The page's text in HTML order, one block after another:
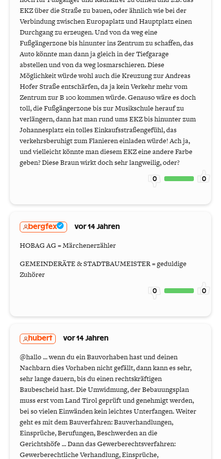
EKZ über die Straße zu bauen, oder ähnlich wie bei der
Verbindung zwischen Europaplatz und Hauptplatz einen
Durchgang zu erzeugen. Und von da weg eine
Fußgängerzone bis hinunter ins Zentrum zu schaffen, das
Auto könnte man dann ja gleich in der Tiefgarage
abstellen und von da weg losmarschieren. Diese
Möglichkeit würde wohl auch die Kreuzung zur Andreas
Hofer Straße entschärfen, da ja kein Verkehr mehr vom
Zentrum zur B 100 kommen würde. Genauso wäre es doch
toll, die Fußgängerzone bis zur Musikschule herauf zu
verlängern, dann hat man rund ums EKZ bis hinunter zum
Johannesplatz ein tolles Einkaufsstraßengefühl, das
verkehrsberuhigt zum Flanieren einladen würde! Ach ja,
und vielleicht könnte man diesem EKZ eine andere Farbe
geben? Diese Braun wirkt doch sehr langweilig, oder?
0 0
bergfex vor 14 Jahren
HOBAG AG = Märchenerzähler
GEMEINDERÄTE & STADTBAUMEISTER = geduldige
Zuhörer
0 0
hubert vor 14 Jahren
@hallo ... wenn du ein Bauvorhaben hast und deinen
Nachbarn dies Vorhaben nicht gefällt, dann kann es sehr,
sehr lange dauern, bis du einen rechtskräftigen
Baubescheid hast. Die Umwidmung, der Bebauungsplan
muss erst vom Land Tirol geprüft und genehmigt werden,
bei so vielen Einwänden kein leichtes Unterfangen. Weiter
geht es mit dem Bauverfahren: Bauverhandlungen,
Einsprüche, Berufungen, Beschwerden an die
Gerichtshöfe ... Dann das Gewerberechtsverfahren:
Gewerberechtliche Verhandlung, Einsprüche,